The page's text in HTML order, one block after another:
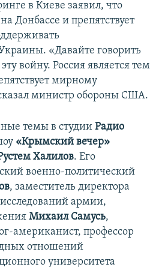
в Киеве заявил, что
Донбассе и препятствует
«Давайте говорить
войну. Россия является тем
мирному
министр обороны США.
темы в студии Радио
«Крымский вечер»
Халилов. Его
военно-политический
, заместитель директора
армии,
Михаил Самусь,
американист, профессор
отношений
университета